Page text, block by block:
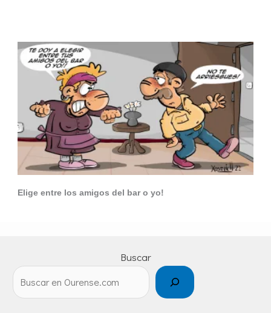
Elige entre los amigos del bar o yo!
Buscar